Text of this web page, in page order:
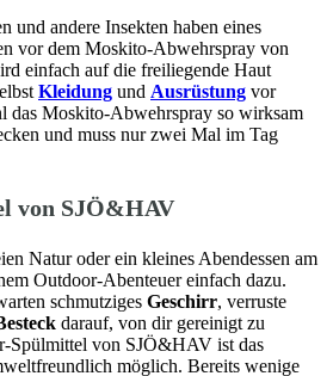
und andere Insekten haben eines
vor dem Moskito-Abwehrspray von
einfach auf die freiliegende Haut
Kleidung und Ausrüstung vor
das Moskito-Abwehrspray so wirksam
und muss nur zwei Mal im Tag
von SJÖ&HAV
Natur oder ein kleines Abendessen am
Outdoor-Abenteuer einfach dazu.
schmutziges Geschirr, verruste
darauf, von dir gereinigt zu
Spülmittel von SJÖ&HAV ist das
möglich. Bereits wenige